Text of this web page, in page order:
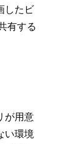
したビ
有する
が用意
い環境